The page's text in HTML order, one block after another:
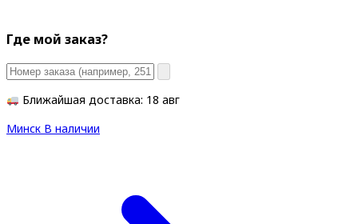
Где мой заказ?
Ближайшая доставка: 18 авг
Минск В наличии